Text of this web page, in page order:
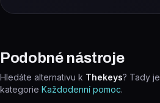
Podobné nástroje
Hledáte alternativu k Thekeys? Tady je
kategorie Každodenní pomoc.